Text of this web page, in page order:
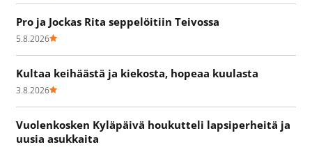
Pro ja Jockas Rita seppelöitiin Teivossa
5.8.2026
Kultaa keihäästä ja kiekosta, hopeaa kuulasta
3.8.2026
Vuolenkosken Kyläpäivä houkutteli lapsiperheitä ja
uusia asukkaita